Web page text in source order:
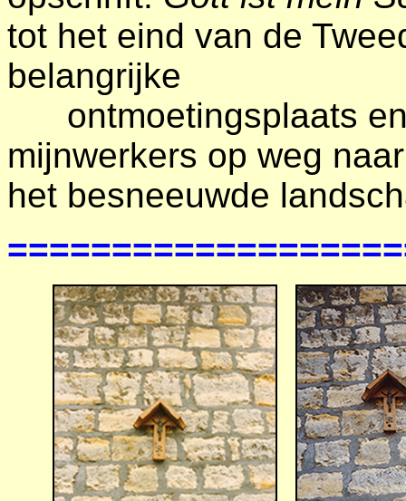
tot het eind van de
belangrijke
ontmoetingsplaats en
mijnwerkers op weg
het besneeuwde